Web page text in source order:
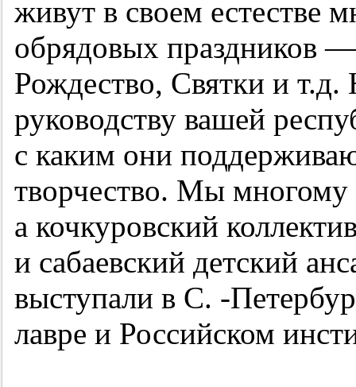
живут в своем естестве
обрядовых праздников
Рождество, Святки и т.д.
руководству вашей
с каким они
творчество. Мы
а кочкуровский
и сабаевский детский
выступали в С. -
лавре и Российском